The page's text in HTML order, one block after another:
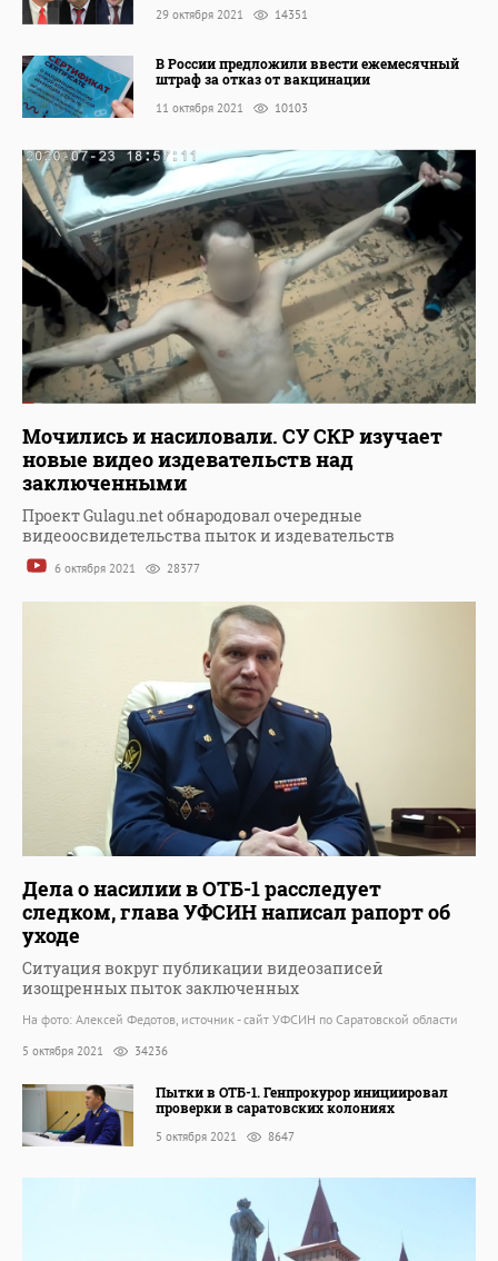
29 октября 2021 14351
В России предложили ввести ежемесячный
штраф за отказ от вакцинации
11 октября 2021 10103
Мочились и насиловали. СУ СКР изучает
новые видео издевательств над
заключенными
Проект Gulagu.net обнародовал очередные
видеоосвидетельства пыток и издевательств
6 октября 2021 28377
Дела о насилии в ОТБ-1 расследует
следком, глава УФСИН написал рапорт об
уходе
Ситуация вокруг публикации видеозаписей
изощренных пыток заключенных
На фото: Алексей Федотов, источник - сайт УФСИН по Саратовской области
5 октября 2021 34236
Пытки в ОТБ-1. Генпрокурор инициировал
проверки в саратовских колониях
5 октября 2021 8647